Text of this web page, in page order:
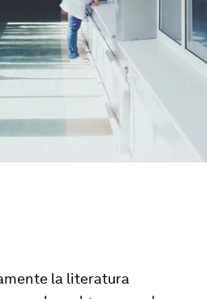
la literatura